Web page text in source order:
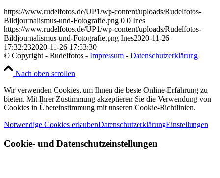
https://www.rudelfotos.de/UP1/wp-content/uploads/Rudelfotos-
Bildjournalismus-und-Fotografie.png 0 0 Ines
https://www.rudelfotos.de/UP1/wp-content/uploads/Rudelfotos-
Bildjournalismus-und-Fotografie.png Ines2020-11-26
17:32:232020-11-26 17:33:30
© Copyright - Rudelfotos - Impressum - Datenschutzerklärung
Nach oben scrollen
Wir verwenden Cookies, um Ihnen die beste Online-Erfahrung zu
bieten. Mit Ihrer Zustimmung akzeptieren Sie die Verwendung von
Cookies in Übereinstimmung mit unseren Cookie-Richtlinien.
Notwendige Cookies erlaubenDatenschutzerklärungEinstellungen
Cookie- und Datenschutzeinstellungen